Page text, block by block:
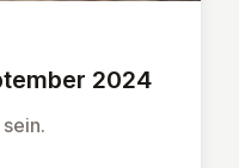
2024